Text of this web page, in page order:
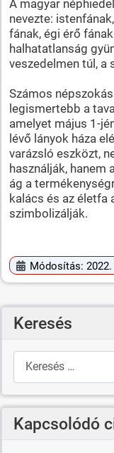
A magyar
nevezte:
fának, égi érő
halhatatlanság
veszedelmen túl, a
Számos
legismertebb a
amelyet május 1-
lévő lányok háza
varázsló eszközt,
használják, hanem
ág a
kalács és az életfa
szimbolizálják.
Módosítás:
Keresés
Keresés
Kapcsolódó